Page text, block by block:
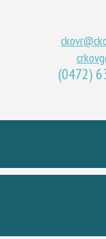
(0472)